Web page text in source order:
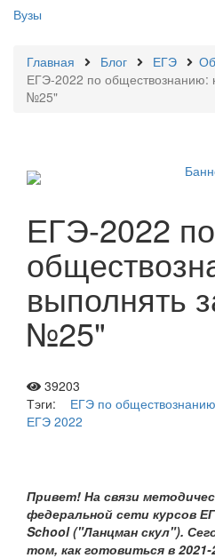
Вузы
Главная Блог ЕГЭ
ЕГЭ-2022 по обществознанию:
№25"
ЕГЭ-2022 по
выполнять
№25"
39203
Тэги:
ЕГЭ по обществознанию
ЕГЭ 2022
Привет! На связи
федеральной сети курсов
School ("Ланцман скул").
том, как готовиться в